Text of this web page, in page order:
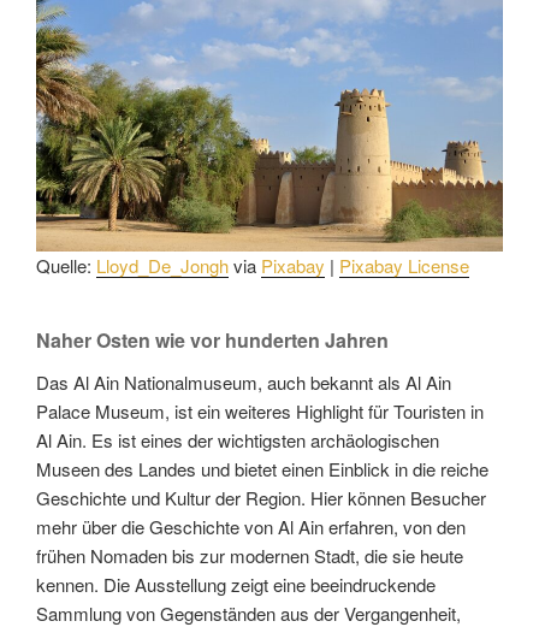
Quelle: Lloyd_De_Jonghvia Pixabay | Pixabay License
Naher Osten wie vor hunderten Jahren
Das Al Ain Nationalmuseum, auch bekannt als Al Ain
Palace Museum, ist ein weiteres Highlight für Touristen in
Al Ain. Es ist eines der wichtigsten archäologischen
Museen des Landes und bietet einen Einblick in die reiche
Geschichte und Kultur der Region. Hier können Besucher
mehr über die Geschichte von Al Ain erfahren, von den
frühen Nomaden bis zur modernen Stadt, die sie heute
kennen. Die Ausstellung zeigt eine beeindruckende
Sammlung von Gegenständen aus der Vergangenheit,